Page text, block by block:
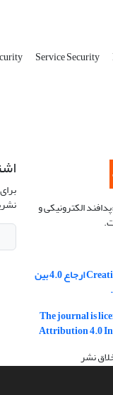
Service Security
الکترونیکی و
این نشریه تحت مجوز Creative Commons ارجاع 4.0 بین
The journal is
Attribution 4.0
نشر